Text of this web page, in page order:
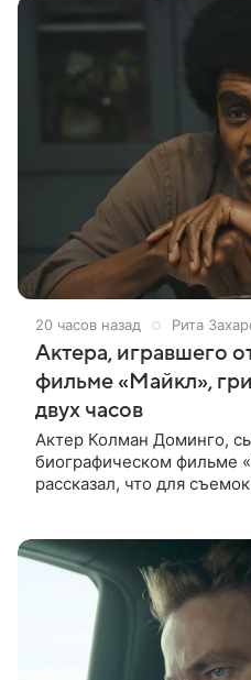
20 часов назад Рита
Актера, игравшего
фильме «Майкл»,
двух часов
Актер Колман Доминго,
биографическом фильме
рассказал, что для